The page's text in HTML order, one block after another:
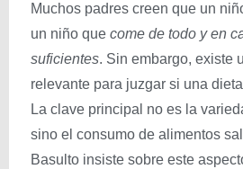
Muchos padres creen que un
un niño que come de todo y en
suficientes. Sin embargo, existe
relevante para juzgar si una
La clave principal no es la
sino el consumo de alimentos
Basulto insiste sobre este